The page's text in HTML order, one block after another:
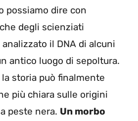
possiamo dire con
degli scienziati
il DNA di alcuni
antico luogo di sepoltura.
storia può finalmente
più chiara sulle origini
peste nera. Un morbo